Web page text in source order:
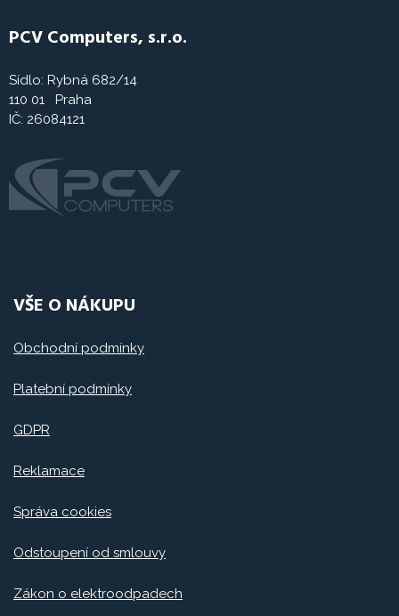
PCV Computers, s.r.o.
Sídlo: Rybná 682/14
110 01 Praha
IČ: 26084121
VŠE O NÁKUPU
Obchodní podmínky
Platební podmínky
GDPR
Reklamace
Správa cookies
Odstoupení od smlouvy
Zákon o elektroodpadech